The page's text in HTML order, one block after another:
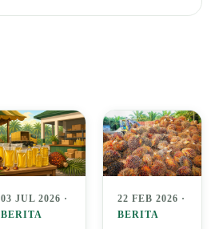
03 JUL 2026 ·
BERITA
22 FEB 2026 ·
BERITA